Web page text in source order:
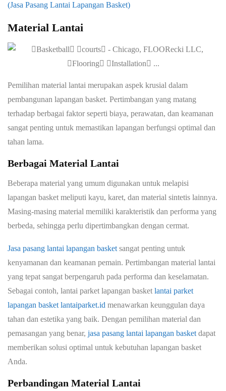
(Jasa Pasang Lantai Lapangan Basket)
Material Lantai
Pemilihan material lantai merupakan aspek krusial dalam
pembangunan lapangan basket. Pertimbangan yang matang
terhadap berbagai faktor seperti biaya, perawatan, dan keamanan
sangat penting untuk memastikan lapangan berfungsi optimal dan
tahan lama.
Berbagai Material Lantai
Beberapa material yang umum digunakan untuk melapisi
lapangan basket meliputi kayu, karet, dan material sintetis lainnya.
Masing-masing material memiliki karakteristik dan performa yang
berbeda, sehingga perlu dipertimbangkan dengan cermat.
Jasa pasang lantai lapangan basket sangat penting untuk
kenyamanan dan keamanan pemain. Pertimbangan material lantai
yang tepat sangat berpengaruh pada performa dan keselamatan.
Sebagai contoh, lantai parket lapangan basket lantai parket
lapangan basket lantaiparket.id menawarkan keunggulan daya
tahan dan estetika yang baik. Dengan pemilihan material dan
pemasangan yang benar, jasa pasang lantai lapangan basket dapat
memberikan solusi optimal untuk kebutuhan lapangan basket
Anda.
Perbandingan Material Lantai